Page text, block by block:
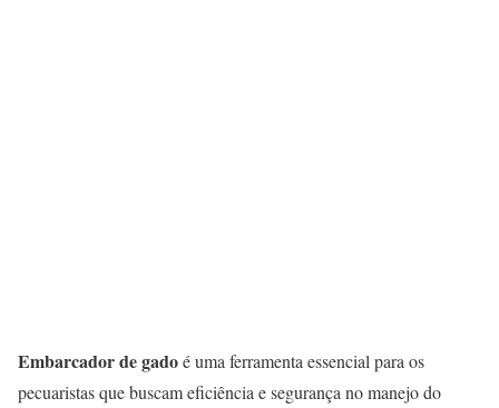
Embarcador de gadoé uma ferramenta essencial para os
pecuaristas que buscam eficiência e segurança no manejo do